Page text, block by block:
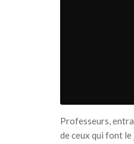
Professeurs,
de ceux qui font le